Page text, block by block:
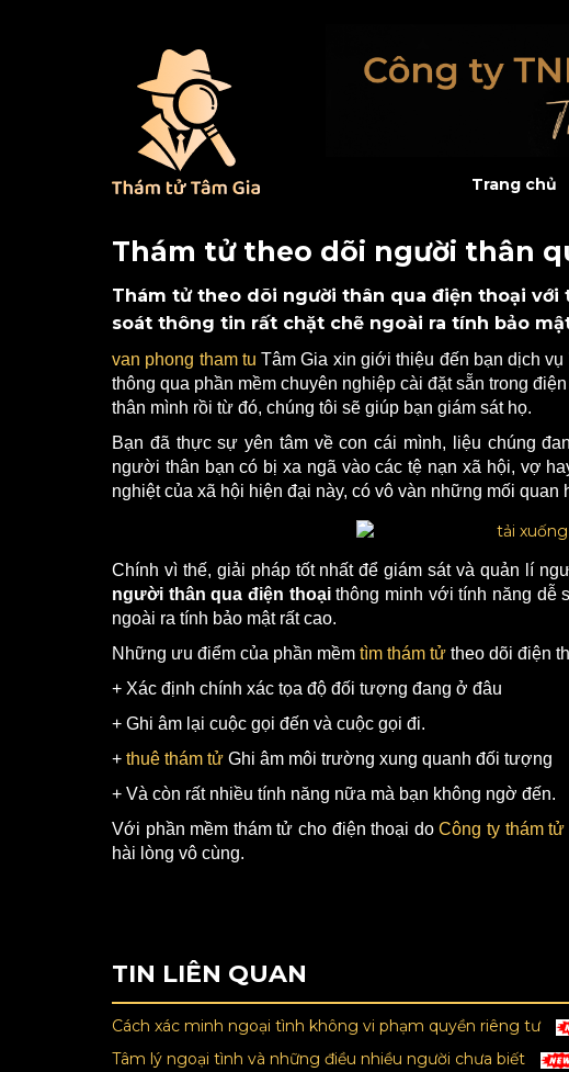
Trang chủ
Thám tử theo dõi người thân
Thám tử theo dõi người thân qua điện thoại
soát thông tin rất chặt chẽ ngoài ra tính bảo
van phong tham tu Tâm Gia xin giới thiệu đến bạn dịch vụ
thông qua phần mềm chuyên nghiệp cài đặt sẵn trong
thân mình rồi từ đó, chúng tôi sẽ giúp bạn giám sát họ.
Bạn đã thực sự yên tâm về con cái mình, liệu chúng
người thân bạn có bị xa ngã vào các tệ nạn xã hội, vợ
nghiệt của xã hội hiện đại này, có vô vàn những mối
Chính vì thế, giải pháp tốt nhất để giám sát và quản lí
người thân qua điện thoạithông minh với tính năng dễ
ngoài ra tính bảo mật rất cao.
Những ưu điểm của phần mềm tìm thám tử theo dõi điện
+ Xác định chính xác tọa độ đối tượng đang ở đâu
+ Ghi âm lại cuộc gọi đến và cuộc gọi đi.
+ thuê thám tử Ghi âm môi trường xung quanh đối tượng
+ Và còn rất nhiều tính năng nữa mà bạn không ngờ đến.
Với phần mềm thám tử cho điện thoại doCông ty thám tử
hài lòng vô cùng.
TIN LIÊN QUAN
Cách xác minh ngoại tình không vi phạm quyền riêng tư
Tâm lý ngoại tình và những điều nhiều người chưa biết